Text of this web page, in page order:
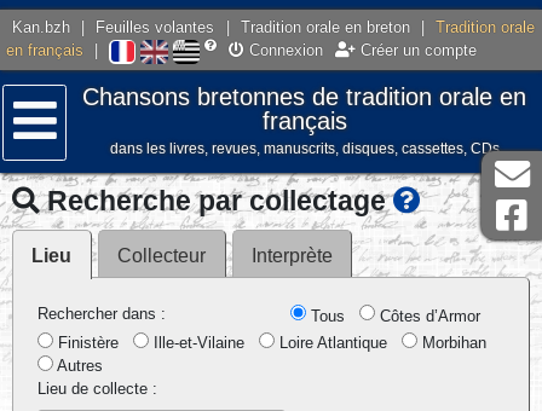
Kan.bzh Feuilles volantes Tradition orale en breton
Tradition orale
en français
Connexion Créer un compte
Menu
Chansons bretonnes de tradition orale en
français
dans les livres, revues, manuscrits, disques, cassettes, CDs
Recherche par collectage
Lieu Collecteur Interprète
Rechercher dans : Tous
Côtes d’Armor
Finistère
Ille-et-Vilaine Loire Atlantique
Morbihan
Autres
Lieu de collecte :